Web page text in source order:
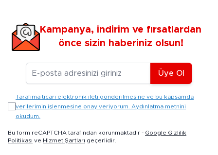
Kampanya, indirim ve fırsatlardan
önce sizin haberiniz olsun!
E-posta Adresiniz
Üye Ol
Tarafıma ticari elektronik ileti gönderilmesine ve bu kapsamda
verilerimin işlenmesine onay veriyorum. Aydınlatma metnini
okudum.
Bu form reCAPTCHA tarafından korunmaktadır - Google Gizlilik
Politikası ve Hizmet Şartları geçerlidir.